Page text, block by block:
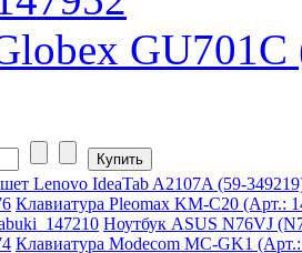
(2)
(9)
GU701C
Lenovo IdeaTab A2107A (59-
Клавиатура Pleomax KM-C20 (Арт.:
Ноутбук ASUS N76VJ
Клавиатура Modecom MC-GK1